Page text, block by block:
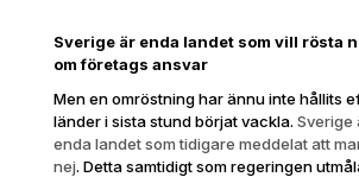
Sverige är enda landet som vill rösta
om företags ansvar
Men en omröstning har ännu inte hållits
länder i sista stund börjat vackla. Sverige
enda landet som tidigare meddelat att
nej. Detta samtidigt som regeringen